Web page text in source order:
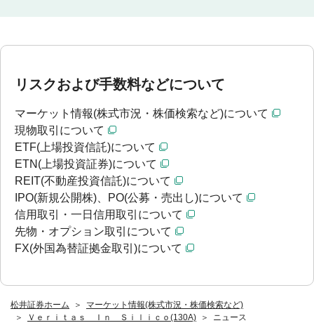
松井証券ホーム
マーケット情報(株式市況・株価検索など)
Ｖｅｒｉｔａｓ Ｉｎ Ｓｉｌｉｃｏ(130A)
ニュース
リスクおよび手数料などについて
マーケット情報(株式市況・株価検索など)について
現物取引について
ETF(上場投資信託)について
ETN(上場投資証券)について
REIT(不動産投資信託)について
IPO(新規公開株)、PO(公募・売出し)について
信用取引・一日信用取引について
先物・オプション取引について
FX(外国為替証拠金取引)について